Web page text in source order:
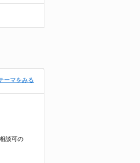
ーマをみる
談可の